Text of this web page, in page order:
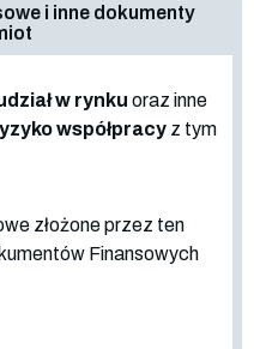
i inne dokumenty
w rynku oraz inne
współpracy z tym
złożone przez ten
Finansowych